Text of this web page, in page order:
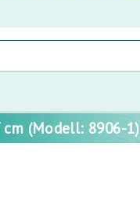
cm (Modell: 8906-1)